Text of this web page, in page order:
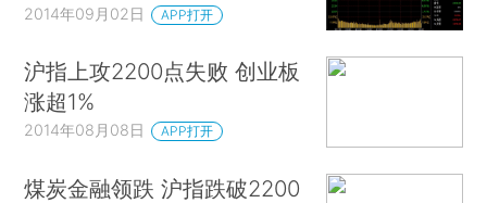
2014年09月02日 APP打开
沪指上攻2200点失败 创业板
涨超1%
2014年08月08日 APP打开
煤炭金融领跌 沪指跌破2200